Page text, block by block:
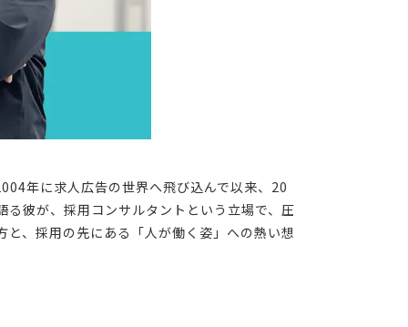
年に求人広告の世界へ飛び込んで以来、20
彼が、採用コンサルタントという立場で、圧
、採用の先にある「人が働く姿」への熱い想